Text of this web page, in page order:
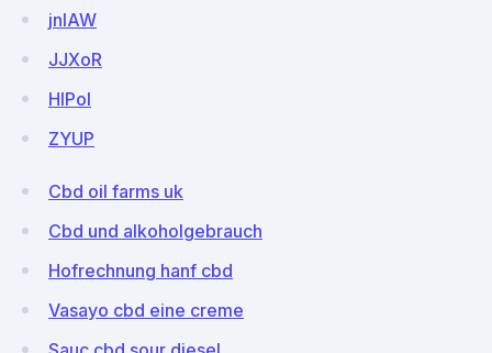
jnIAW
JJXoR
HlPol
ZYUP
Cbd oil farms uk
Cbd und alkoholgebrauch
Hofrechnung hanf cbd
Vasayo cbd eine creme